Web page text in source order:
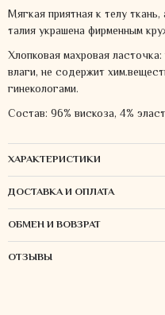
Мягкая приятная к телу
талия украшена фирменным
Хлопковая махровая
влаги, не содержит
гинекологами.
Состав: 96% вискоза, 4%
ХАРАКТЕРИСТИКИ
ДОСТАВКА И ОПЛАТА
ОБМЕН И ВОВЗРАТ
ОТЗЫВЫ